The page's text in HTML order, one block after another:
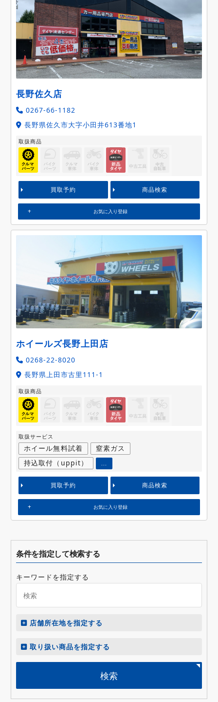
長野佐久店
0267-66-1182
長野県佐久市大字小田井613番地1
取扱商品
買取予約 商品検索
お気に入り登録
ホイールズ長野上田店
0268-22-8020
長野県上田市古里111-1
取扱商品
取扱サービス
ホイール無料試着
窒素ガス
持込取付（uppit）
...
買取予約 商品検索
お気に入り登録
条件を指定して検索する
キーワードを指定する
店舗所在地を指定する
取り扱い商品を指定する
検索